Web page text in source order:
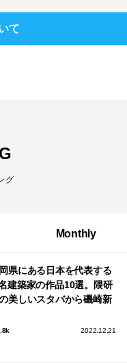
て
グ
Monthly
県にある日本を代表する
建築家の作品10選。隈研
美しいスタバから磯崎新
2022.12.21